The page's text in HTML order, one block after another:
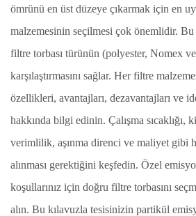
ömrünü en üst düzeye çıkarmak için en
malzemesinin seçilmesi çok önemlidir. Bu
filtre torbası türünün (polyester, Nomex
karşılaştırmasını sağlar. Her filtre
özellikleri, avantajları, dezavantajları ve
hakkında bilgi edinin. Çalışma sıcaklığı,
verimlilik, aşınma direnci ve maliyet gibi
alınması gerektiğini keşfedin. Özel
koşullarınız için doğru filtre torbasını
alın. Bu kılavuzla tesisinizin partikül